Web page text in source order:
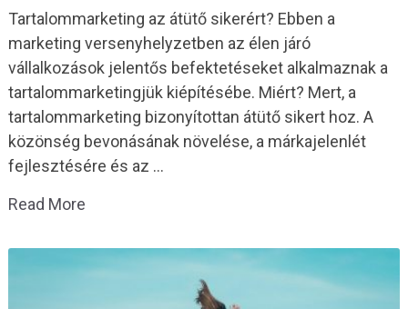
Tartalommarketing az átütő sikerért? Ebben a
marketing versenyhelyzetben az élen járó
vállalkozások jelentős befektetéseket alkalmaznak a
tartalommarketingjük kiépítésébe. Miért? Mert, a
tartalommarketing bizonyítottan átütő sikert hoz. A
közönség bevonásának növelése, a márkajelenlét
fejlesztésére és az …
Read More